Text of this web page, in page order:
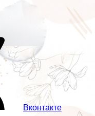
Вконтакте